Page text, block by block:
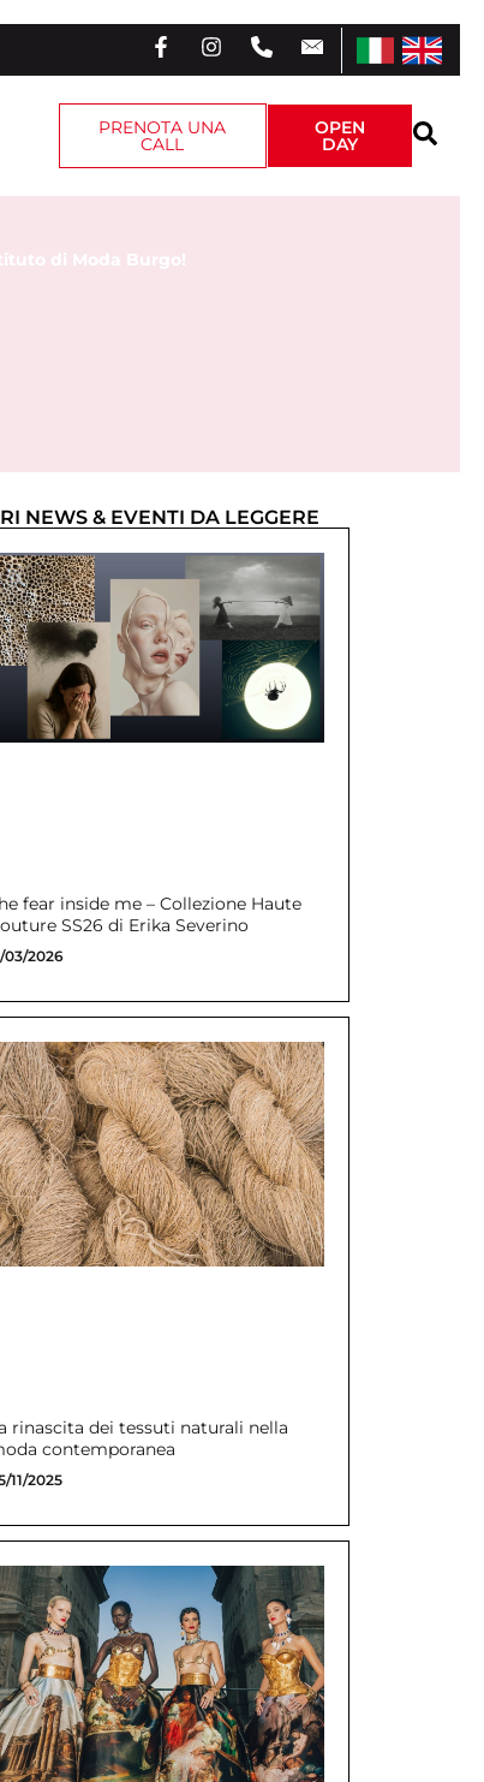
PRENOTA UNA
CALL
OPEN
DAY
di Moda Burgo!
NEWS & EVENTI DA LEGGERE
fear inside me – Collezione Haute
SS26 di Erika Severino
03/2026
rinascita dei tessuti naturali nella
contemporanea
11/2025